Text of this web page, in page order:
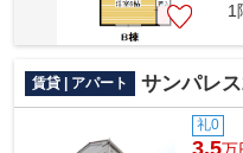
1
賃貸 | アパート サンパレ
礼0
3.5万